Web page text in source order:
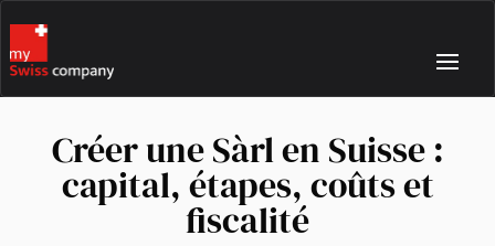
Créer une Sàrl en Suisse :
capital, étapes, coûts et
fiscalité